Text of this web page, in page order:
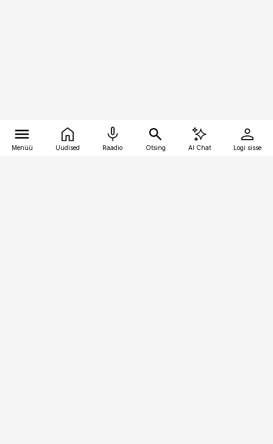
Menüü Uudised Raadio Otsing AI Chat Logi sisse